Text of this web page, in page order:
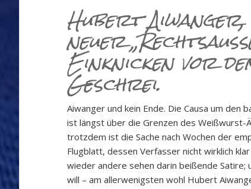
Hubert
neuer
Einknicken vor
Geschrei.
Aiwanger und kein Ende. Die Causa um den
ist längst über die Grenzen des Weißwurst-
trotzdem ist die Sache nach Wochen der
Flugblatt, dessen Verfasser nicht wirklich
wieder andere sehen darin beißende Satire;
will – am aller­wenigsten wohl Hubert